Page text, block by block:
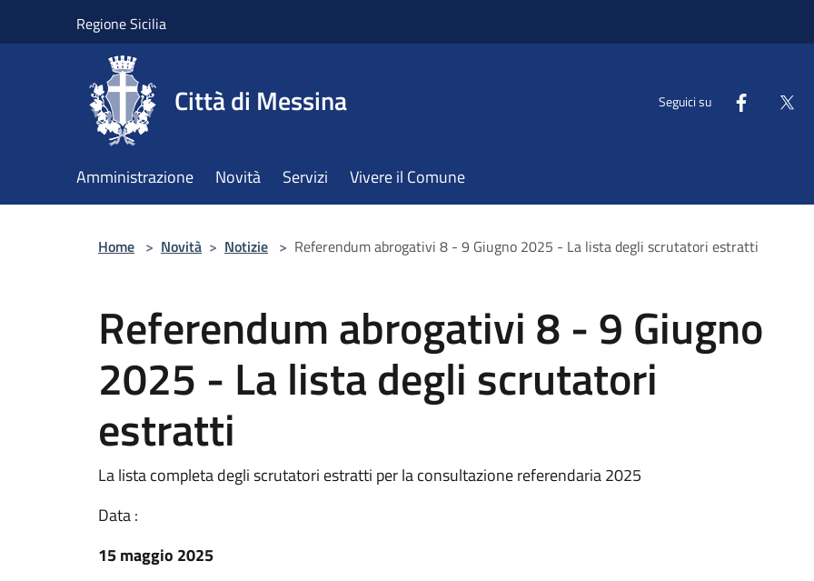
Regione Sicilia
Città di Messina Seguici su
Amministrazione Novità Servizi Vivere il Comune
Home > Novità > Notizie > Referendum abrogativi 8 - 9 Giugno 2025 - La lista degli scrutatori estratti
Referendum abrogativi 8 - 9 Giugno
2025 - La lista degli scrutatori
estratti
La lista completa degli scrutatori estratti per la consultazione referendaria 2025
Data :
15 maggio 2025